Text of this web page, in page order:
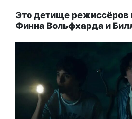
Это детище режиссёров
Финна Вольфхарда и